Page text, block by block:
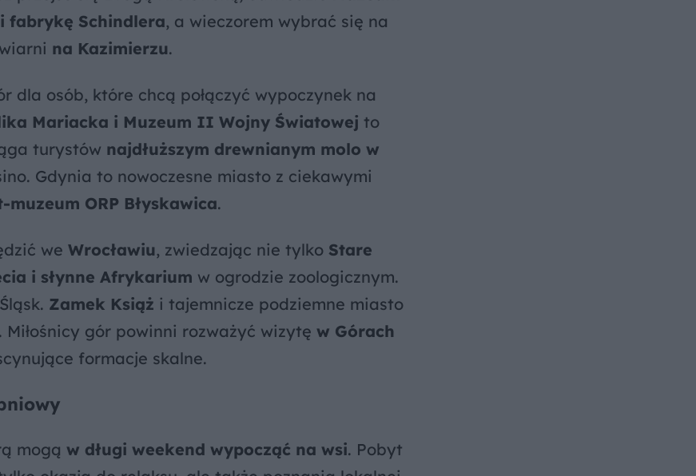
fabrykę Schindlera, a wieczorem wybrać się na
na Kazimierzu.
dla osób, które chcą połączyć wypoczynek na
Mariacka i Muzeum II Wojny Światowej to
turystów najdłuższym drewnianym molo w
Gdynia to nowoczesne miasto z ciekawymi
muzeum ORP Błyskawica.
we Wrocławiu, zwiedzając nie tylko Stare
i słynne Afrykarium w ogrodzie zoologicznym.
Zamek Książ i tajemnicze podziemne miasto
gór powinni rozważyć wizytę w Górach
formacje skalne.
mogą w długi weekend wypocząć na wsi. Pobyt